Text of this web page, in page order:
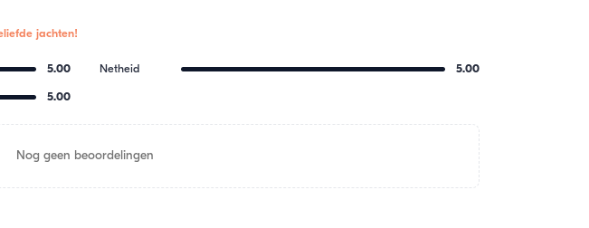
jachten!
5.00 Netheid 5.00
5.00
Nog geen beoordelingen